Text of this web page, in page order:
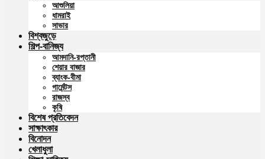
আশুলিয়া
ধামরাই
সাভার
বিশ্বজুড়ে
শিল্প-বানিজ্য
আমদানি-রপ্তানী
শেয়ার বাজার
ব্যাংক-বীমা
গার্মেন্টস
রাজস্ব
কৃষি
বিশেষ প্রতিবেদন
সাক্ষাৎকার
বিনোদন
খেলাধুলা